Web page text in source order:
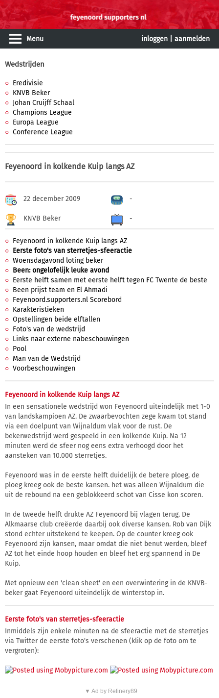
Menu inloggen aanmelden
Wedstrijden
Eredivisie
KNVB Beker
Johan Cruijff Schaal
Champions League
Europa League
Conference League
Feyenoord in kolkende Kuip langs AZ
22 december 2009 -
KNVB Beker -
Feyenoord in kolkende Kuip langs AZ
Eerste foto's van sterretjes-sfeeractie
Woensdagavond loting beker
Been: ongelofelijk leuke avond
Eerste helft samen met eerste helft tegen FC Twente de beste
Been prijst team en El Ahmadi
Feyenoord.supporters.nl Scorebord
Karakteristieken
Opstellingen beide elftallen
Foto's van de wedstrijd
Links naar externe nabeschouwingen
Pool
Man van de Wedstrijd
Voorbeschouwingen
Feyenoord in kolkende Kuip langs AZ
In een sensationele wedstrijd won Feyenoord uiteindelijk met 1-0
van landskampioen AZ. De zwaarbevochten zege kwam tot stand
via een doelpunt van Wijnaldum vlak voor de rust. De
bekerwedstrijd werd gespeeld in een kolkende Kuip. Na 12
minuten werd de sfeer nog eens extra verhoogd door het
aansteken van 10.000 sterretjes.
Feyenoord was in de eerste helft duidelijk de betere ploeg, de
ploeg kreeg ook de beste kansen. het was alleen Wijnaldum die
uit de rebound na een geblokkeerd schot van Cisse kon scoren.
In de tweede helft drukte AZ Feyenoord bij vlagen terug. De
Alkmaarse club creëerde daarbij ook diverse kansen. Rob van Dijk
stond echter uitstekend te keepen. Op de counter kreeg ook
Feyenoord zijn kansen, maar omdat die niet benut werden, bleef
AZ tot het einde hoop houden en bleef het erg spannend in De
Kuip.
Met opnieuw een 'clean sheet' en een overwintering in de KNVB-
beker gaat Feyenoord uiteindelijk de winterstop in.
Eerste foto's van sterretjes-sfeeractie
Inmiddels zijn enkele minuten na de sfeeractie met de sterretjes
via Twitter de eerste foto's verschenen (klik op de foto om te
vergroten):
▼ Ad by Refinery89